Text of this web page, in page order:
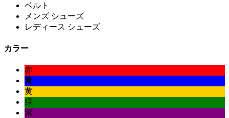
ベルト
メンズ シューズ
レディース シューズ
カラー
赤
青
黄
緑
紫